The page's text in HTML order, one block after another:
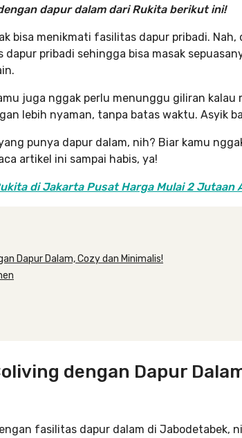
dapur dalam dari Rukita berikut ini!
bisa menikmati fasilitas dapur pribadi. Nah,
pribadi sehingga bisa masak
juga nggak perlu menunggu giliran kalau
lebih nyaman, tanpa batas waktu. Asyik
punya dapur dalam, nih? Biar kamu
artikel ini sampai habis, ya!
di Jakarta Pusat Harga Mulai 2 Jutaan
Dapur Dalam, Cozy dan Minimalis!
dengan Dapur
fasilitas dapur dalam di Jabodetabek,